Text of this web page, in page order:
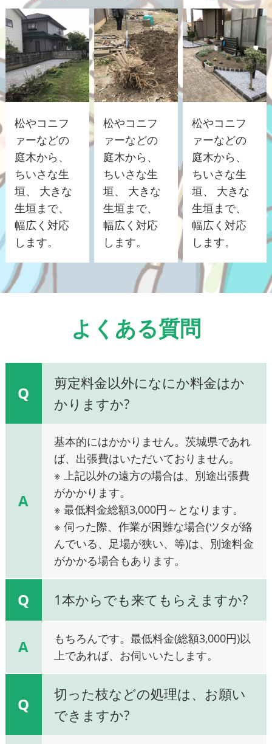
松やコニフ
ァーなどの
庭木から、
ちいさな生
垣、 大きな
生垣まで、
幅広く対応
します。
松やコニフ
ァーなどの
庭木から、
ちいさな生
垣、 大きな
生垣まで、
幅広く対応
します。
松やコニフ
ァーなどの
庭木から、
ちいさな生
垣、 大きな
生垣まで、
幅広く対応
します。
よくある質問
Q
剪定料金以外になにか料金はか
かりますか?
A
基本的にはかかりません。茨城県であれ
ば、出張費はいただいておりません。
※ 上記以外の遠方の場合は、別途出張費
がかかります。
※ 最低料金総額3,000円～となります。
※ 伺った際、作業が困難な場合(ツタが絡
んでいる、足場が狭い、等)は、別途料金
がかかる場合もあります。
Q 1本からでも来てもらえますか?
A
もちろんです。最低料金(総額3,000円)以
上であれば、お伺いいたします。
Q
切った枝などの処理は、お願い
できますか?